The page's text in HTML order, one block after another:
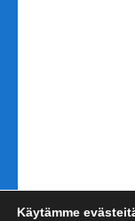
Käytämme